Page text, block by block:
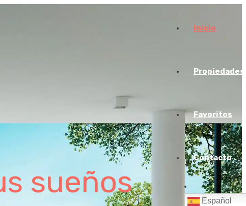
Inicio
Propiedades
Favoritos
Contacto
Español
sueños